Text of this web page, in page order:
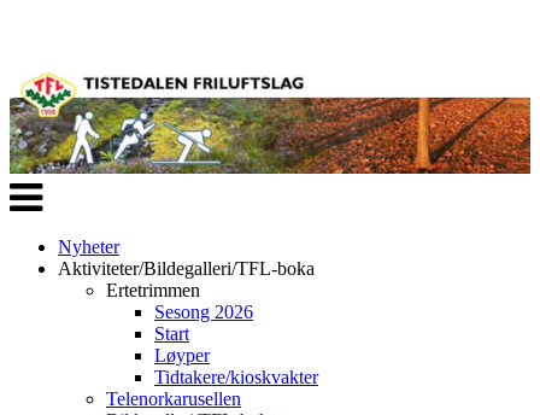
Veksle
navigasjon
Nyheter
Aktiviteter/Bildegalleri/TFL-boka
Ertetrimmen
Sesong 2026
Start
Løyper
Tidtakere/kioskvakter
Telenorkarusellen